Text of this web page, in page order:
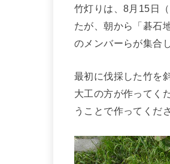
竹灯りは、8月15日
たが、朝から「碁石
のメンバーらが集合
最初に伐採した竹を
大工の方が作ってく
うことで作ってくだ